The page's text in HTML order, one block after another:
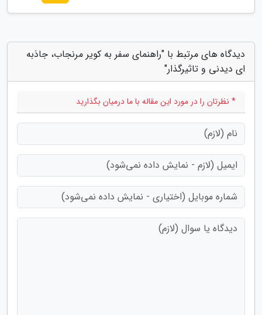
دیدگاه های مرتبط با "راهنمای سفر به کویر مرنجاب، جاذبه
ای دیدنی و تاثیرگذار"
* نظرتان را در مورد این مقاله با ما درمیان بگذارید